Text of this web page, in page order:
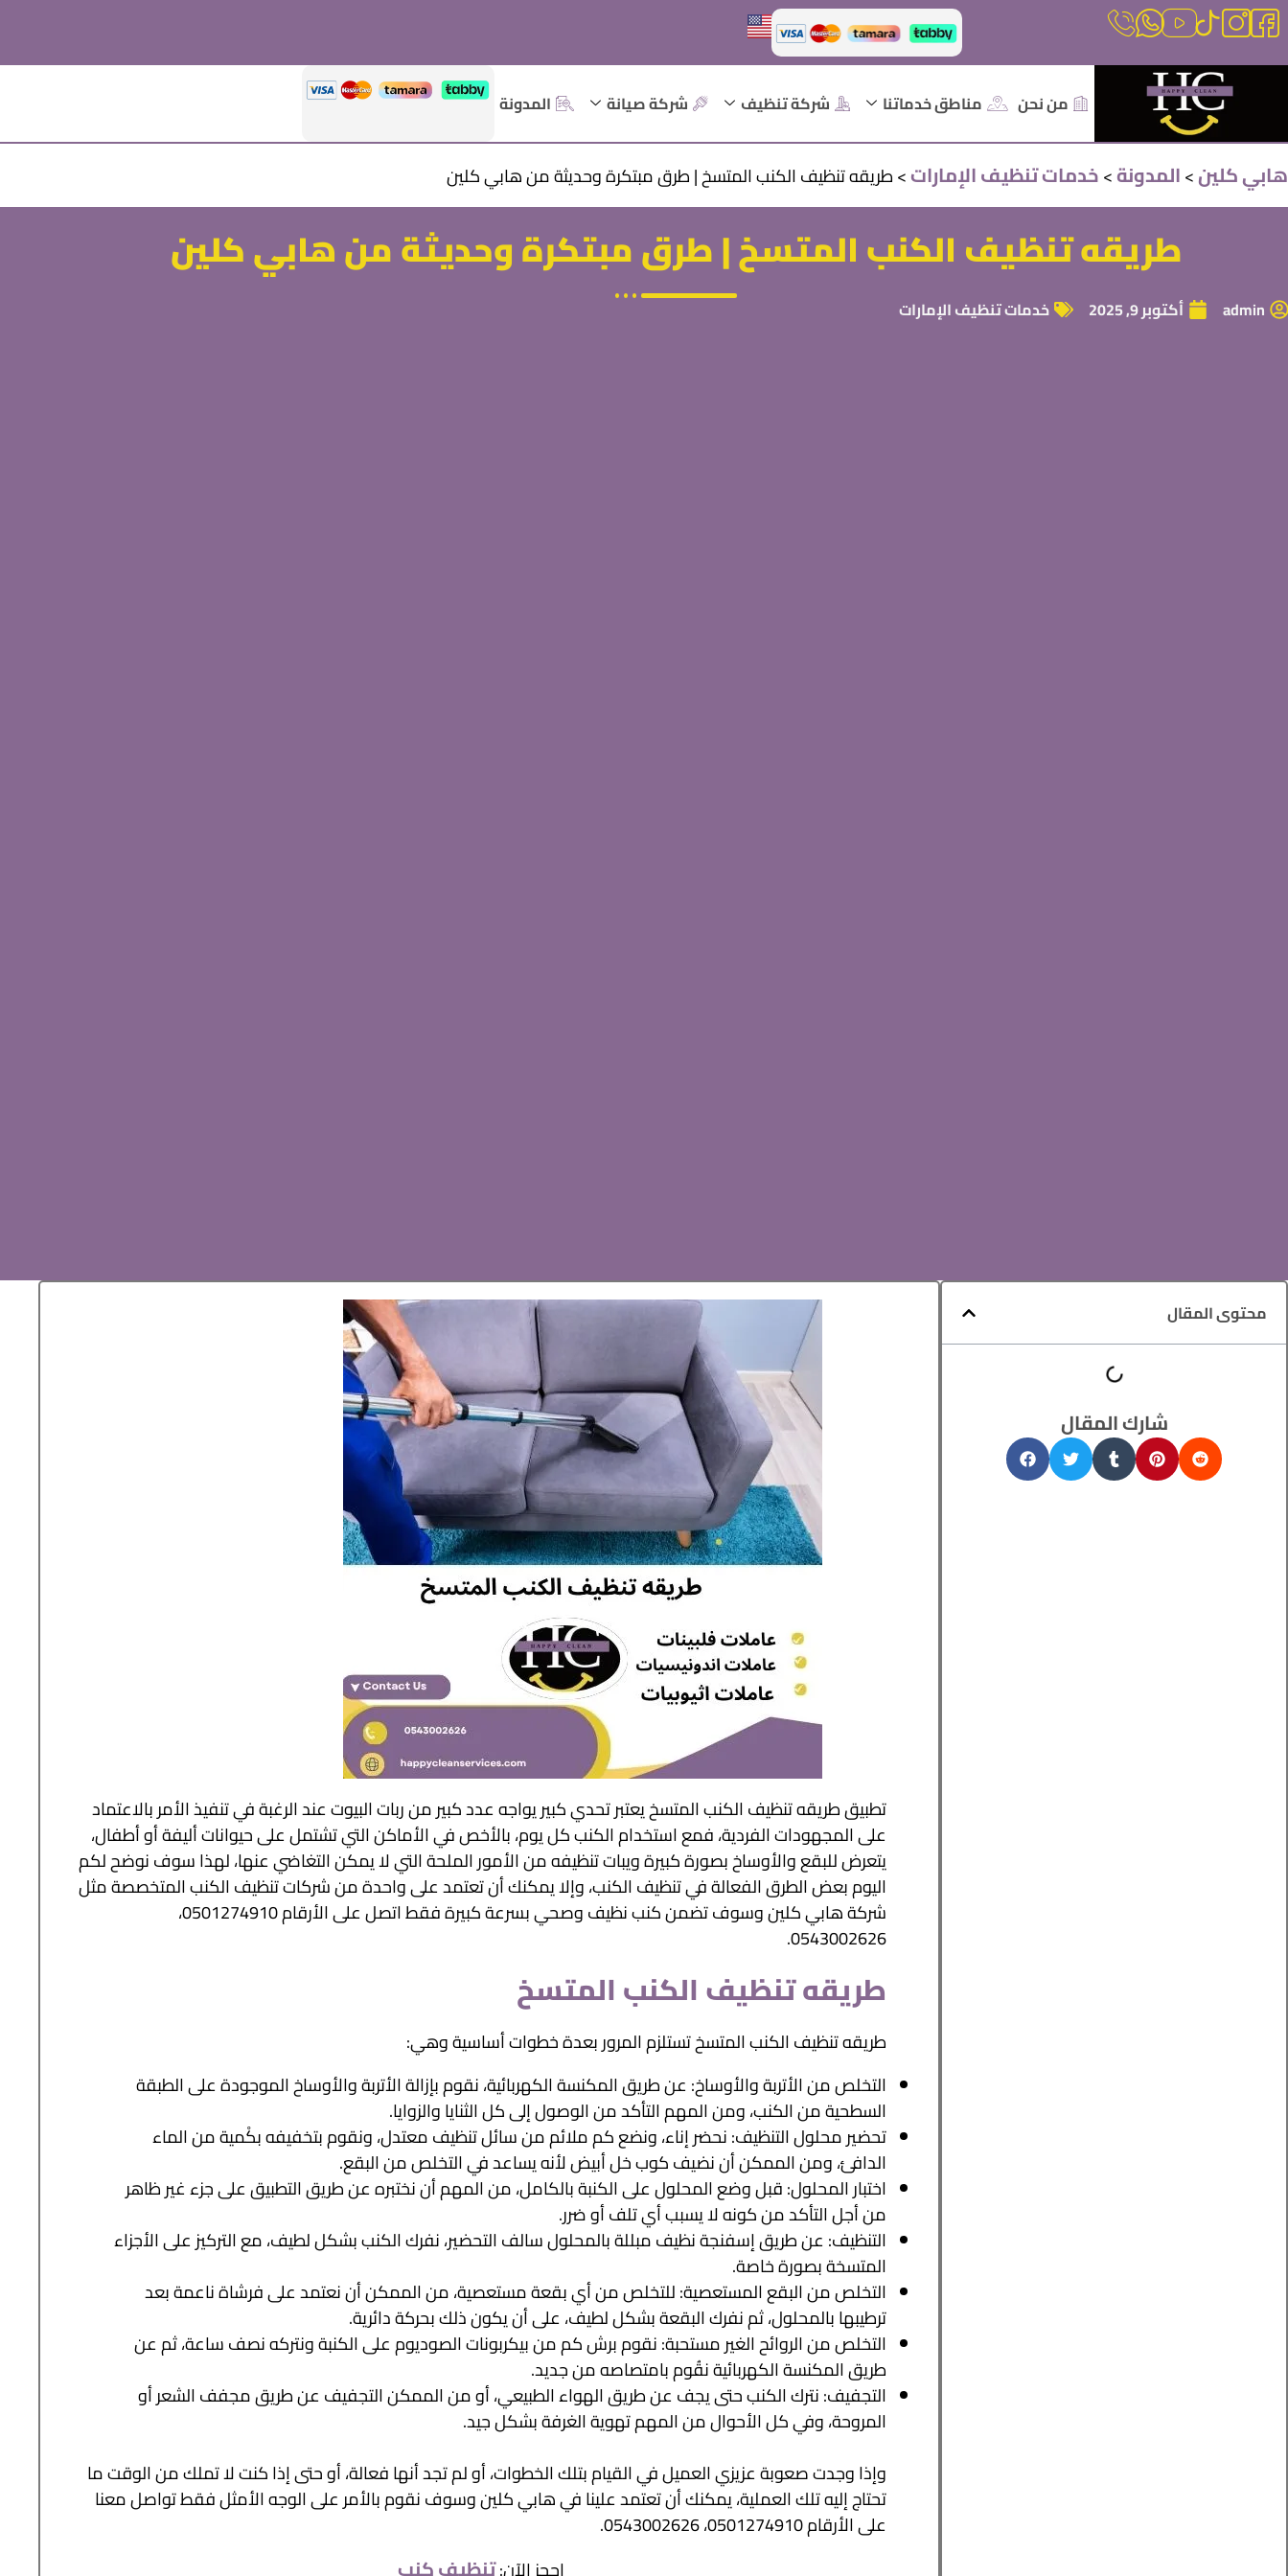
من نحن مناطق خدماتنا شركة تنظيف شركة صيانة المدونة
هابي كلين>المدونة>خدمات تنظيف الإمارات>طريقه تنظيف الكنب المتسخ | طرق مبتكرة وحديثة من هابي كلين
طريقه تنظيف الكنب المتسخ | طرق مبتكرة وحديثة من هابي كلين
admin أكتوبر 9, 2025 خدمات تنظيف الإمارات
محتوى المقال
شارك المقال
تطبيق طريقه تنظيف الكنب المتسخ يعتبر تحدي كبير يواجه عدد كبير من ربات البيوت عند الرغبة في تنفيذ الأمر بالاعتماد
على المجهودات الفردية، فمع استخدام الكنب كل يوم، بالأخص في الأماكن التي تشتمل على حيوانات أليفة أو أطفال،
يتعرض للبقع والأوساخ بصورة كبيرة ويبات تنظيفه من الأمور الملحة التي لا يمكن التغاضي عنها، لهذا سوف نوضح لكم
اليوم بعض الطرق الفعالة في تنظيف الكنب، وإلا يمكنك أن تعتمد على واحدة من شركات تنظيف الكنب المتخصصة مثل
شركة هابي كلين وسوف تضمن كنب نظيف وصحي بسرعة كبيرة فقط اتصل على الأرقام 0501274910،
0543002626.
طريقه تنظيف الكنب المتسخ
طريقه تنظيف الكنب المتسخ تستلزم المرور بعدة خطوات أساسية وهي:
التخلص من الأتربة والأوساخ: عن طريق المكنسة الكهربائية، نقوم بإزالة الأتربة والأوساخ الموجودة على الطبقة
السطحية من الكنب، ومن المهم التأكد من الوصول إلى كل الثنايا والزوايا.
تحضير محلول التنظيف: نحضر إناء، ونضع كم ملائم من سائل تنظيف معتدل، ونقوم بتخفيفه بكْمية من الماء
الدافئ، ومن الممكن أن نضيف كوب خل أبيض لأنه يساعد في التخلص من البقع.
اختبار المحلول: قبل وضع المحلول على الكنبة بالكامل، من المهم أن نختبره عن طريق التطبيق على جزء غير ظاهر
من أجل التأكد من كونه لا يسبب أي تلف أو ضرر.
التنظيف: عن طريق إسفنجة نظيف مبللة بالمحلول سالف التحضير، نفرك الكنب بشكل لطيف، مع التركيز على الأجزاء
المتسخة بصورة خاصة.
التخلص من البقع المستعصية: للتخلص من أي بقعة مستعصية، من الممكن أن نعتمد على فرشاة ناعمة بعد
ترطيبها بالمحلول، ثم نفرك البقعة بشكل لطيف، على أن يكون ذلك بحركة دائرية.
التخلص من الروائح الغير مستحبة: نقوم برش كم من بيكربونات الصوديوم على الكنبة ونتركه نصف ساعة، ثم عن
طريق المكنسة الكهربائية نقُوم بامتصاصه من جديد.
التجفيف: نترك الكنب حتى يجف عن طريق الهواء الطبيعي، أو من الممكن التجفيف عن طريق مجفف الشعر أو
المروحة، وفي كل الأحوال من المهم تهوية الغرفة بشكل جيد.
وإذا وجدت صعوبة عزيزي العميل في القيام بتلك الخطوات، أو لم تجد أنها فعالة، أو حتى إذا كنت لا تملك من الوقت ما
تحتاج إليه تلك العملية، يمكنك أن تعتمد علينا في هابي كلين وسوف نقوم بالأمر على الوجه الأمثل فقط تواصل معنا
على الأرقام 0501274910، 0543002626.
احجز الآن:تنظيف كنب